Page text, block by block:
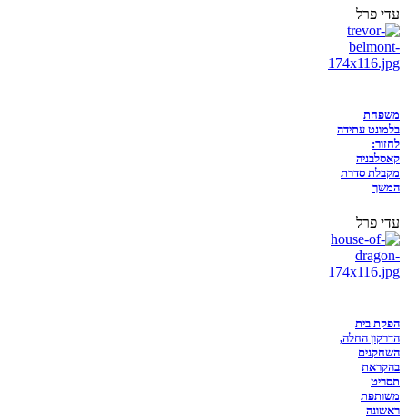
עדי פרל
משפחת
בלמונט עתידה
לחזור:
קאסלבניה
מקבלת סדרת
המשך
עדי פרל
הפקת בית
הדרקון החלה,
השחקנים
בהקראת
תסריט
משותפת
ראשונה